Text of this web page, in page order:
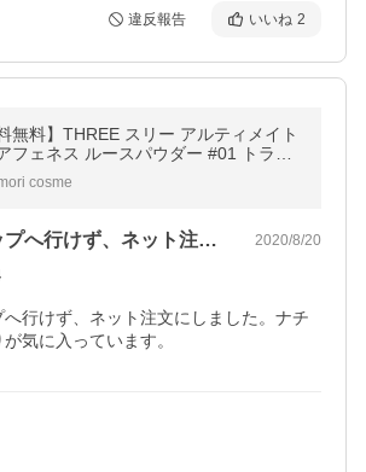
違反報告 いいね 2
料無料】THREE スリー アルティメイト
フェネス ルースパウダー #01 トラン
セント 17g
cosme
なかなかショップへ行けず、ネット注文に… 2020/8/20
行けず、ネット注文にしました。ナチ
気に入っています。